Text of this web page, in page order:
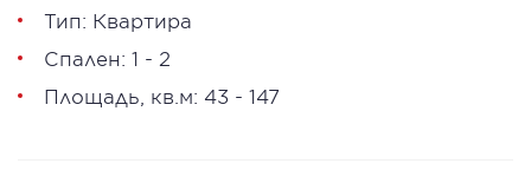
Тип: Квартира
Спален: 1 - 2
Площадь, кв.м: 43 - 147